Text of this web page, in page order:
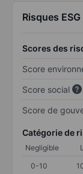
Risques ESG
Scores des
Score
Score social
Score de
Catégorie de
Negligible
0-10